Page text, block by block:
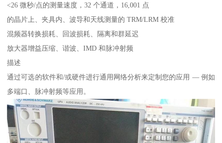
<26 微秒/点的测量速度，32 个通道，16,001 点
的晶片上、夹具内、波导和天线测量的 TRM/LRM 校准
混频器转换损耗、回波损耗、隔离和群延迟
放大器增益压缩、谐波、IMD 和脉冲射频
描述
通过可选的软件和/或硬件进行通用网络分析来定制您的应用 ― 例如
多端口、脉冲射频等应用。